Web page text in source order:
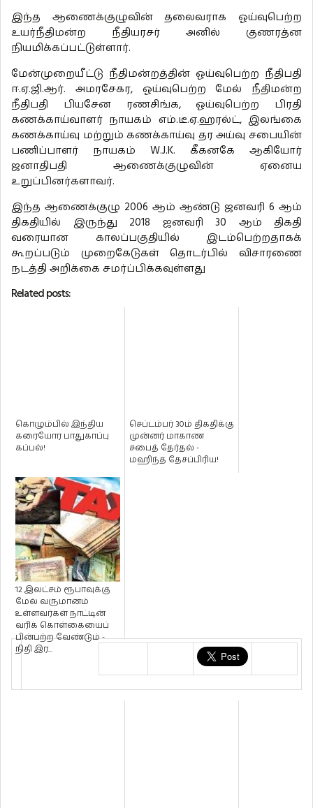
இந்த ஆணைக்குழுவின் தலைவராக ஓய்வுபெற்ற
உயர்நீதிமன்ற நீதியரசர் அனில் குணரத்ன
நியமிக்கப்பட்டுள்ளார்.
மேன்முறையீட்டு நீதிமன்றத்தின் ஓய்வுபெற்ற நீதிபதி
ஈ.ஏ.ஜி.ஆர். அமரசேகர, ஓய்வுபெற்ற மேல் நீதிமன்ற
நீதிபதி பியசேன ரணசிங்க, ஓய்வுபெற்ற பிரதி
கணக்காய்வாளர் நாயகம் எம்.டீ.ஏ.ஹரல்ட், இலங்கை
கணக்காய்வு மற்றும் கணக்காய்வு தர அய்வு சபையின்
பணிப்பாளர் நாயகம் W.J.K. கீகனகே ஆகியோர்
ஜனாதிபதி ஆணைக்குழுவின் ஏனைய
உறுப்பினர்களாவர்.
இந்த ஆணைக்குழு 2006 ஆம் ஆண்டு ஜனவரி 6 ஆம்
திகதியில் இருந்து 2018 ஜனவரி 30 ஆம் திகதி
வரையான காலப்பகுதியில் இடம்பெற்றதாகக்
கூறப்படும் முறைகேடுகள் தொடர்பில் விசாரணை
நடத்தி அறிக்கை சமர்ப்பிக்கவுள்ளது
Related posts:
கொழும்பில் இந்திய
கரையோர பாதுகாப்பு
கப்பல்!
செப்டம்பர் 30ம் திகதிக்கு
முன்னர் மாகாண
சபைத் தேர்தல் -
மஹிந்த தேசப்பிரிய!
12 இலட்சம் ரூபாவுக்கு
மேல் வருமானம்
உள்ளவர்கள் நாட்டின்
வரிக் கொள்கையைப்
பின்பற்ற வேண்டும் -
நிதி இர...